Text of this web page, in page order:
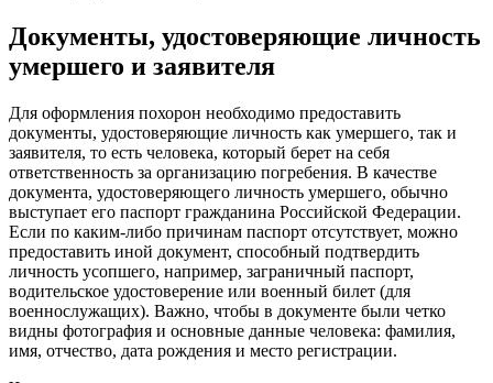
Документы, удостоверяющие личность
умершего и заявителя
Для оформления похорон необходимо предоставить
документы, удостоверяющие личность как умершего, так и
заявителя, то есть человека, который берет на себя
ответственность за организацию погребения. В качестве
документа, удостоверяющего личность умершего, обычно
выступает его паспорт гражданина Российской Федерации.
Если по каким-либо причинам паспорт отсутствует, можно
предоставить иной документ, способный подтвердить
личность усопшего, например, заграничный паспорт,
водительское удостоверение или военный билет (для
военнослужащих). Важно, чтобы в документе были четко
видны фотография и основные данные человека: фамилия,
имя, отчество, дата рождения и место регистрации.